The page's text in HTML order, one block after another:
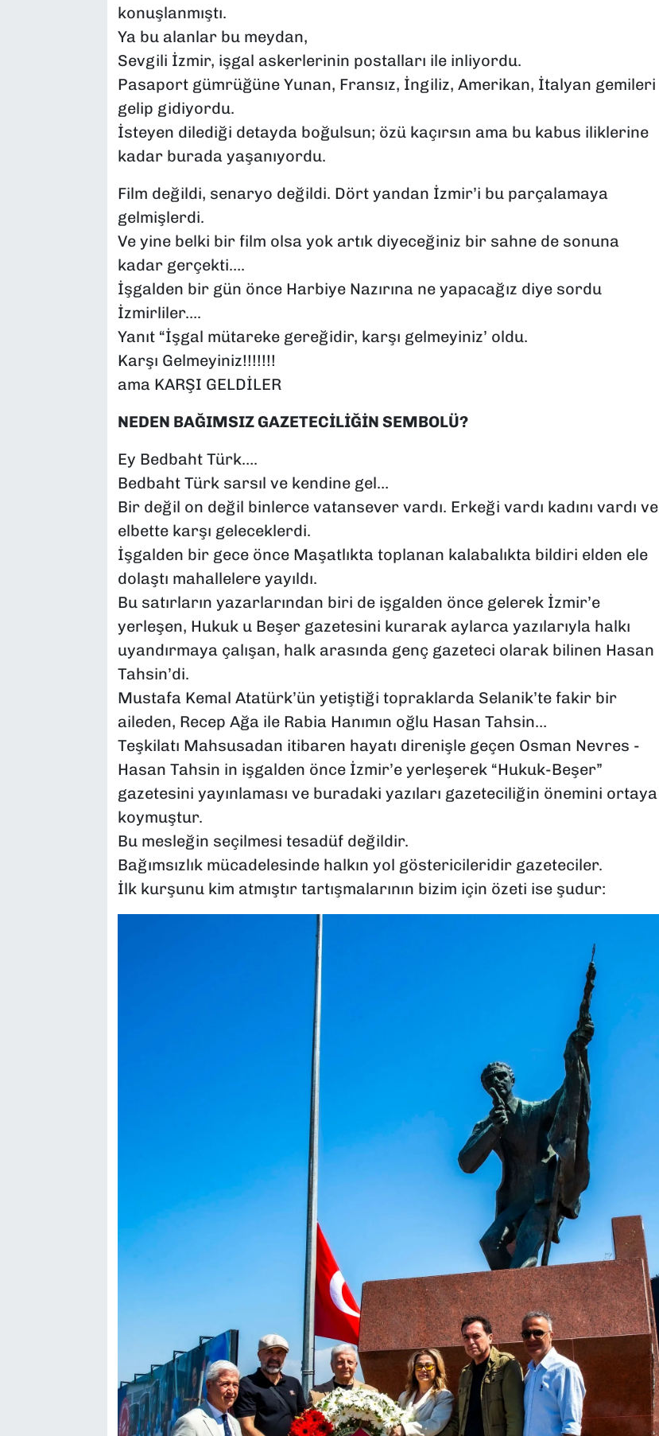
konuşlanmıştı.
Ya bu alanlar bu meydan,
Sevgili İzmir, işgal askerlerinin postalları ile inliyordu.
Pasaport gümrüğüne Yunan, Fransız, İngiliz, Amerikan, İtalyan gemileri
gelip gidiyordu.
İsteyen dilediği detayda boğulsun; özü kaçırsın ama bu kabus iliklerine
kadar burada yaşanıyordu.
Film değildi, senaryo değildi. Dört yandan İzmir’i bu parçalamaya
gelmişlerdi.
Ve yine belki bir film olsa yok artık diyeceğiniz bir sahne de sonuna
kadar gerçekti….
İşgalden bir gün önce Harbiye Nazırına ne yapacağız diye sordu
İzmirliler….
Yanıt “İşgal mütareke gereğidir, karşı gelmeyiniz’ oldu.
Karşı Gelmeyiniz!!!!!!!
ama KARŞI GELDİLER
NEDEN BAĞIMSIZ GAZETECİLİĞİN SEMBOLÜ?
Ey Bedbaht Türk….
Bedbaht Türk sarsıl ve kendine gel…
Bir değil on değil binlerce vatansever vardı. Erkeği vardı kadını vardı ve
elbette karşı geleceklerdi.
İşgalden bir gece önce Maşatlıkta toplanan kalabalıkta bildiri elden ele
dolaştı mahallelere yayıldı.
Bu satırların yazarlarından biri de işgalden önce gelerek İzmir’e
yerleşen, Hukuk u Beşer gazetesini kurarak aylarca yazılarıyla halkı
uyandırmaya çalışan, halk arasında genç gazeteci olarak bilinen Hasan
Tahsin’di.
Mustafa Kemal Atatürk’ün yetiştiği topraklarda Selanik’te fakir bir
aileden, Recep Ağa ile Rabia Hanımın oğlu Hasan Tahsin…
Teşkilatı Mahsusadan itibaren hayatı direnişle geçen Osman Nevres -
Hasan Tahsin in işgalden önce İzmir’e yerleşerek “Hukuk-Beşer”
gazetesini yayınlaması ve buradaki yazıları gazeteciliğin önemini ortaya
koymuştur.
Bu mesleğin seçilmesi tesadüf değildir.
Bağımsızlık mücadelesinde halkın yol göstericileridir gazeteciler.
İlk kurşunu kim atmıştır tartışmalarının bizim için özeti ise şudur: